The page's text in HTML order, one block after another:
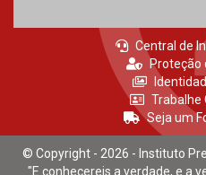
Central de
Proteção
Trabalhe
Seja um
© Copyright - 2026 - Instituto
"E conhecereis a verdade, e a